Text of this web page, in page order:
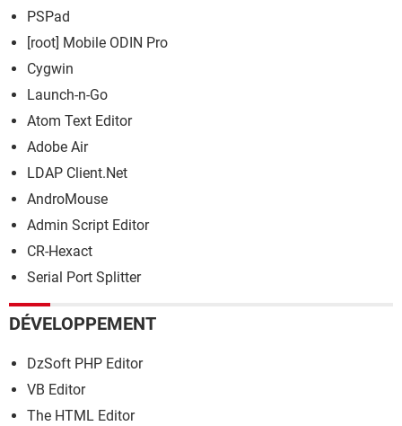
PSPad
[root] Mobile ODIN Pro
Cygwin
Launch-n-Go
Atom Text Editor
Adobe Air
LDAP Client.Net
AndroMouse
Admin Script Editor
CR-Hexact
Serial Port Splitter
DÉVELOPPEMENT
DzSoft PHP Editor
VB Editor
The HTML Editor